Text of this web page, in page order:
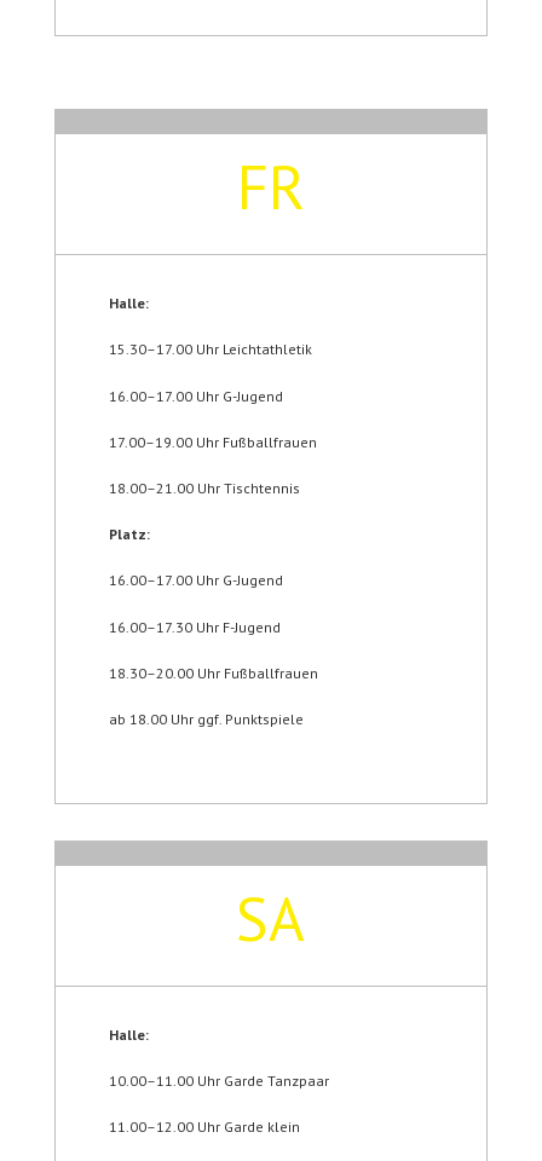
FR
Halle:
15.30–17.00 Uhr Leichtathletik
16.00–17.00 Uhr G-Jugend
17.00–19.00 Uhr Fußballfrauen
18.00–21.00 Uhr Tischtennis
Platz:
16.00–17.00 Uhr G-Jugend
16.00–17.30 Uhr F-Jugend
18.30–20.00 Uhr Fußballfrauen
ab 18.00 Uhr ggf. Punktspiele
SA
Halle:
10.00–11.00 Uhr Garde Tanzpaar
11.00–12.00 Uhr Garde klein